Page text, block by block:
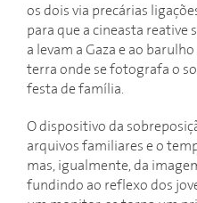
os dois via precárias
para que a cineasta reative
a levam a Gaza e ao
terra onde se fotografa o
festa de família.
O dispositivo da
arquivos familiares e o
mas, igualmente, da
fundindo ao reflexo dos